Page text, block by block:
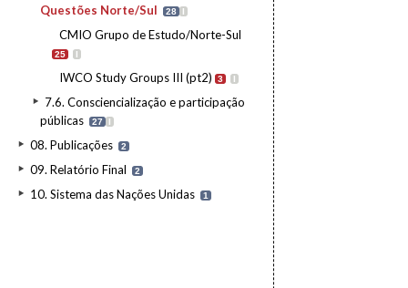
Questões Norte/Sul
28 I
CMIO Grupo de Estudo/Norte-Sul
25 I
IWCO Study Groups III (pt2) 3 I
7.6. Consciencialização e participação
públicas
27 I
08. Publicações 2
09. Relatório Final 2
10. Sistema das Nações Unidas 1